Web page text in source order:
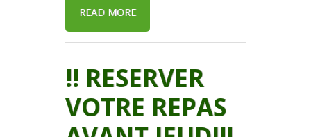
READ MORE
!! RESERVER
VOTRE REPAS